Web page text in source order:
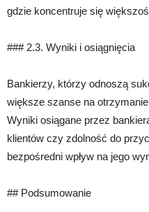
gdzie koncentruje się
### 2.3. Wyniki i osiągnięcia
Bankierzy, którzy odnoszą
większe szanse na
Wyniki osiągane przez
klientów czy zdolność do
bezpośredni wpływ na jego
## Podsumowanie